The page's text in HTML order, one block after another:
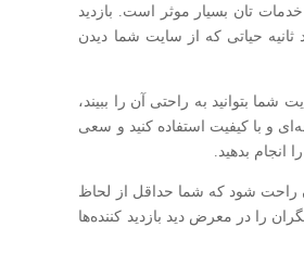
تان بسیار موثر است. بازدید
حیاتی که از سایت شما دیدن
بتوانید به راحتی آن را ببیند،
و با کیفیت استفاده کنید و سعی
بدهید.
راحت شود که شما حداقل از لحاظ
را در معرض دید بازدید کننده‌ها